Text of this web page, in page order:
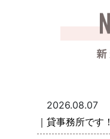
2026.08.07
｜貸事務所です！